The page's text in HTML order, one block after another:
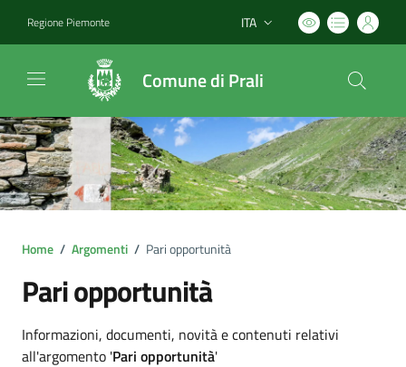
Regione Piemonte Lingua attiva:
ITA
Comune di Prali
Home / Argomenti / Pari opportunità
Pari opportunità
Dettagli argomento
Informazioni, documenti, novità e contenuti relativi
all'argomento 'Pari opportunità'